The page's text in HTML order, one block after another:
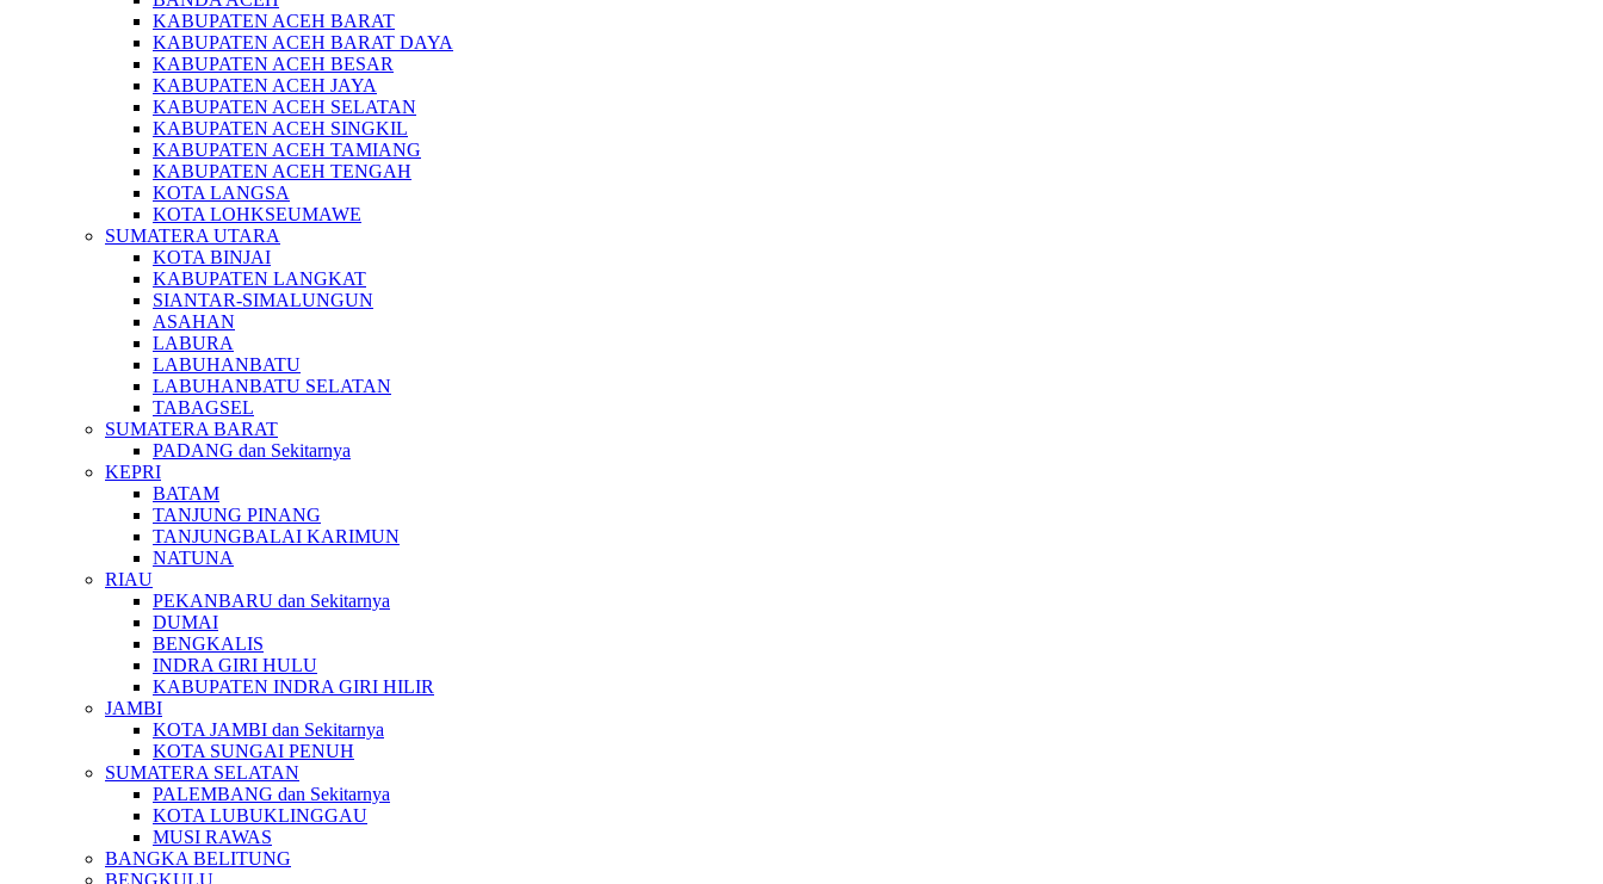
KABUPATEN ACEH BARAT
KABUPATEN ACEH BARAT DAYA
KABUPATEN ACEH BESAR
KABUPATEN ACEH JAYA
KABUPATEN ACEH SELATAN
KABUPATEN ACEH SINGKIL
KABUPATEN ACEH TAMIANG
KABUPATEN ACEH TENGAH
KOTA LANGSA
KOTA LOHKSEUMAWE
SUMATERA UTARA
KOTA BINJAI
KABUPATEN LANGKAT
SIANTAR-SIMALUNGUN
ASAHAN
LABURA
LABUHANBATU
LABUHANBATU SELATAN
TABAGSEL
SUMATERA BARAT
PADANG dan Sekitarnya
KEPRI
BATAM
TANJUNG PINANG
TANJUNGBALAI KARIMUN
NATUNA
RIAU
PEKANBARU dan Sekitarnya
DUMAI
BENGKALIS
INDRA GIRI HULU
KABUPATEN INDRA GIRI HILIR
JAMBI
KOTA JAMBI dan Sekitarnya
KOTA SUNGAI PENUH
SUMATERA SELATAN
PALEMBANG dan Sekitarnya
KOTA LUBUKLINGGAU
MUSI RAWAS
BANGKA BELITUNG
BENGKULU